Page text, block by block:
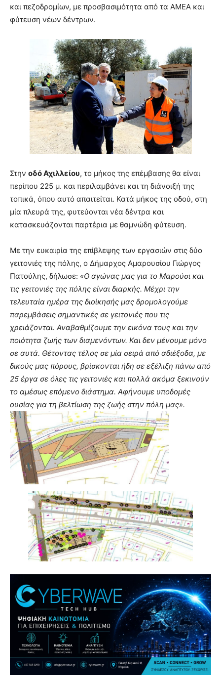
και πεζοδρομίων, με προσβασιμότητα από τα ΑΜΕΑ και
φύτευση νέων δέντρων.
Στην οδό Αχιλλείου, το μήκος της επέμβασης θα είναι
περίπου 225 μ. και περιλαμβάνει και τη διάνοιξή της
τοπικά, όπου αυτό απαιτείται. Κατά μήκος της οδού, στη
μία πλευρά της, φυτεύονται νέα δέντρα και
κατασκευάζονται παρτέρια με θαμνώδη φύτευση.
Με την ευκαιρία της επίβλεψης των εργασιών στις δύο
γειτονιές της πόλης, ο Δήμαρχος Αμαρουσίου Γιώργος
Πατούλης, δήλωσε: «Ο αγώνας μας για το Μαρούσι και
τις γειτονιές της πόλης είναι διαρκής. Μέχρι την
τελευταία ημέρα της διοίκησής μας δρομολογούμε
παρεμβάσεις σημαντικές σε γειτονιές που τις
χρειάζονται. Αναβαθμίζουμε την εικόνα τους και την
ποιότητα ζωής των διαμενόντων. Και δεν μένουμε μόνο
σε αυτά. Θέτοντας τέλος σε μία σειρά από αδιέξοδα, με
δικούς μας πόρους, βρίσκονται ήδη σε εξέλιξη πάνω από
25 έργα σε όλες τις γειτονιές και πολλά ακόμα ξεκινούν
το αμέσως επόμενο διάστημα. Αφήνουμε υποδομές
ουσίας για τη βελτίωση της ζωής στην πόλη μας».